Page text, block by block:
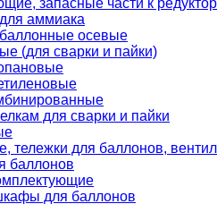
запасные части к
аммиака
осевые
(для сварки и пайки)
для сварки и пайки
тележки для баллонов,
баллонов
для баллонов